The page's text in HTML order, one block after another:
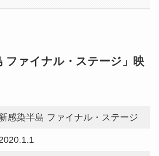
ファイナル・ステージ」映
感染半島 ファイナル・ステージ